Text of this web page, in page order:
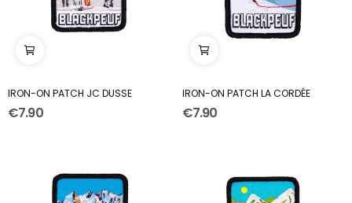
IRON-ON PATCH JC DUSSE
€7.90
IRON-ON PATCH LA CORDÉE
€7.90